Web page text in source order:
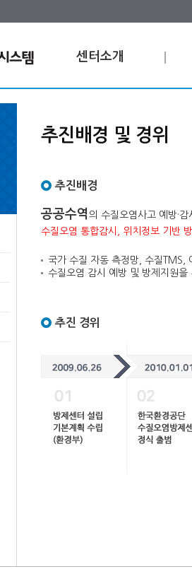
센터소개
추진배경 및 경위
추진배경
공공수역 의 수질오염사고 예방·
수질오염 통합감시, 위치정보 기반
국가 수질 자동 측정망, 수질TMS,
수질오염 감시 예방 및 방제지원을
추진 경위